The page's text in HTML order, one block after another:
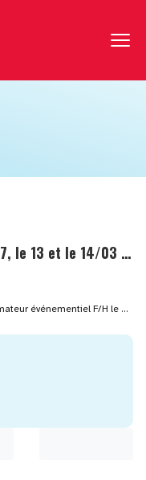
Animateur événementiel F/H le 07, le 13 et le 14/03 à Saint-pol-de-léon (29)
Animateur événementiel F/H le 07, le 13 et le 14/03 à Saint-pol-de-léon (29)